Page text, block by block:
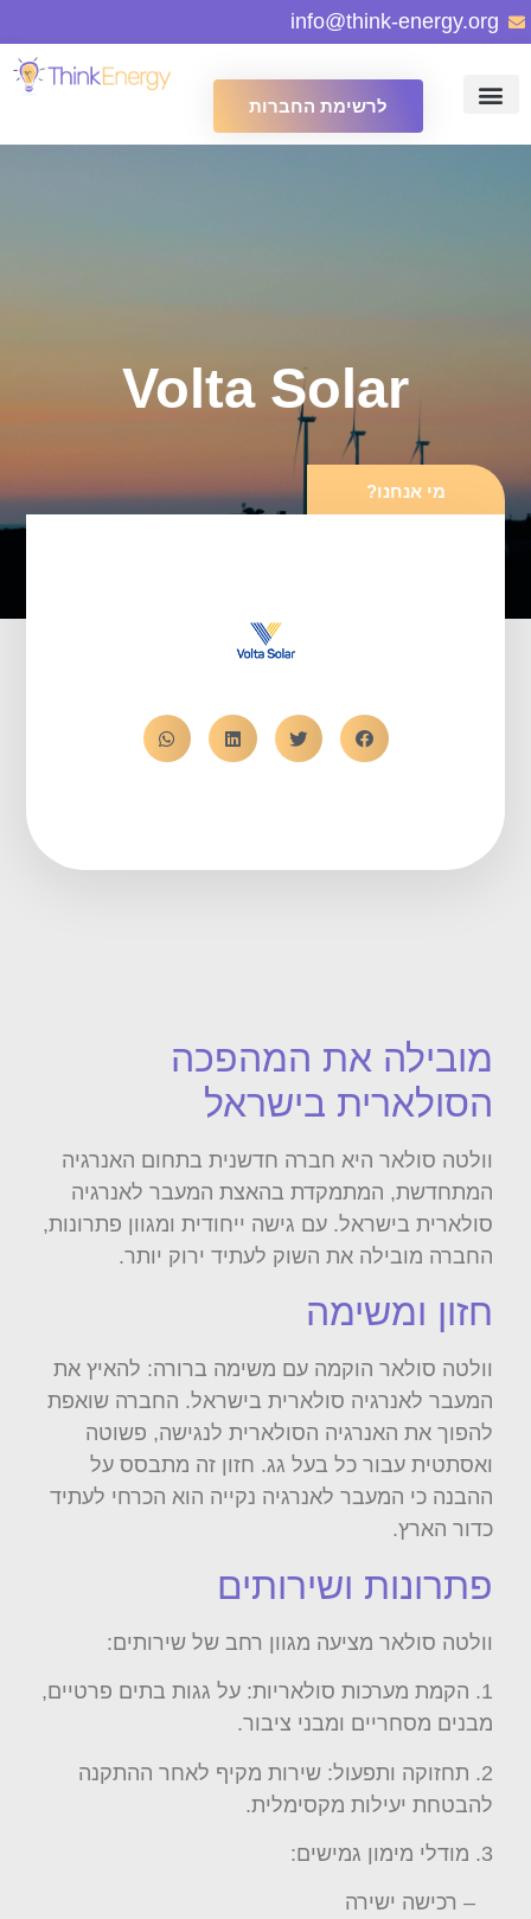
info@think-energy.org
לרשימת החברות
Volta Solar
מי אנחנו?
מובילה את המהפכה
הסולארית בישראל
וולטה סולאר היא חברה חדשנית בתחום האנרגיה
המתחדשת, המתמקדת בהאצת המעבר לאנרגיה
סולארית בישראל. עם גישה ייחודית ומגוון פתרונות,
החברה מובילה את השוק לעתיד ירוק יותר.
חזון ומשימה
וולטה סולאר הוקמה עם משימה ברורה: להאיץ את
המעבר לאנרגיה סולארית בישראל. החברה שואפת
להפוך את האנרגיה הסולארית לנגישה, פשוטה
ואסתטית עבור כל בעל גג. חזון זה מתבסס על
ההבנה כי המעבר לאנרגיה נקייה הוא הכרחי לעתיד
כדור הארץ.
פתרונות ושירותים
וולטה סולאר מציעה מגוון רחב של שירותים:
1. הקמת מערכות סולאריות: על גגות בתים פרטיים,
מבנים מסחריים ומבני ציבור.
2. תחזוקה ותפעול: שירות מקיף לאחר ההתקנה
להבטחת יעילות מקסימלית.
3. מודלי מימון גמישים:
– רכישה ישירה